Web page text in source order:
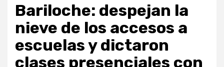
Bariloche: despejan la
nieve de los accesos a
escuelas y dictaron
clases presenciales con